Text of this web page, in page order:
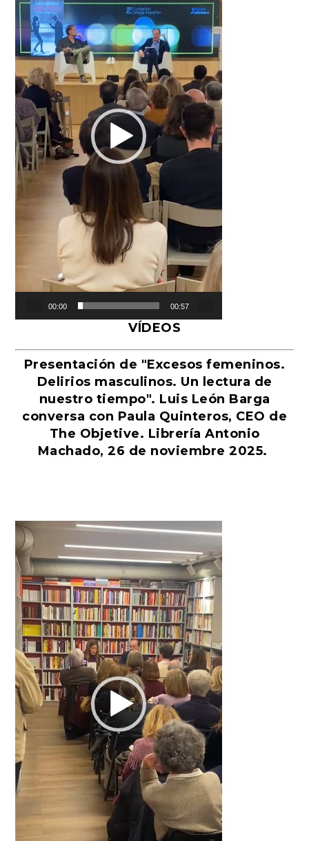
00:00 00:57
VÍDEOS
Presentación de "Excesos femeninos.
Delirios masculinos. Un lectura de
nuestro tiempo". Luis León Barga
conversa con Paula Quinteros, CEO de
The Objetive. Librería Antonio
Machado, 26 de noviembre 2025.
Reproductor
de
vídeo